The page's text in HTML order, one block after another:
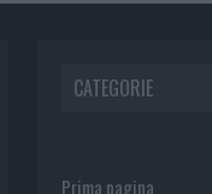
CATEGORIE
Prima pagina